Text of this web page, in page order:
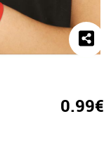
0.99€